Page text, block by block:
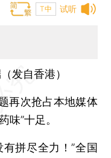
试听
T中
发自香港）
次抢占本地媒体
味”十足。
拼尽全力！”全国